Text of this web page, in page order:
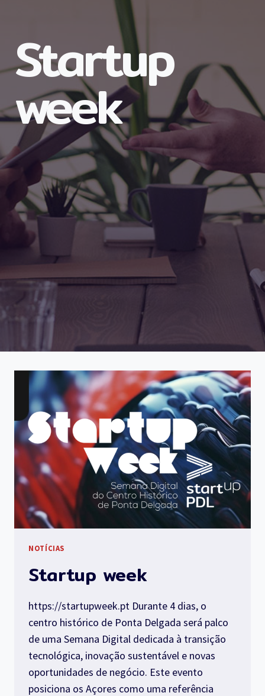
Startup
week
NOTÍCIAS
Startup week
https://startupweek.pt Durante 4 dias, o
centro histórico de Ponta Delgada será palco
de uma Semana Digital dedicada à transição
tecnológica, inovação sustentável e novas
oportunidades de negócio. Este evento
posiciona os Açores como uma referência